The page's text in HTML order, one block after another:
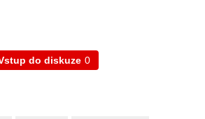
do diskuze 0